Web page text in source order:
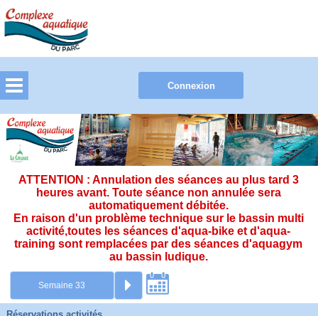
ATTENTION : Annulation des séances au plus tard 3
heures avant. Toute séance non annulée sera
automatiquement débitée.
En raison d'un problème technique sur le bassin multi
activité,toutes les séances d'aqua-bike et d'aqua-
training sont remplacées par des séances d'aquagym
au bassin ludique.